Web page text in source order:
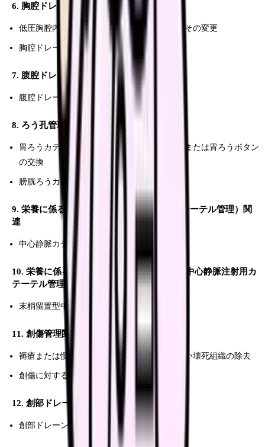
6. 胸腔ドレーン管理関連
低圧胸腔内持続吸引器の吸引圧の設定およびその変更
胸腔ドレーンの抜去
7. 腹腔ドレーン管理関連
腹腔ドレーンの抜去
8. ろう孔管理関連
胃ろうカテーテルもしくは腸ろうカテーテルまたは胃ろうボタン
の交換
膀胱ろうカテーテルの交換
9. 栄養に係るカテーテル管理（中心静脈カテーテル管理）関
連
中心静脈カテーテルの抜去
10. 栄養に係るカテーテル管理（末梢留置型中心静脈注射用カ
テーテル管理）関連
末梢留置型中心静脈注射用カテーテルの挿入
11. 創傷管理関連
褥瘡または慢性創傷の治療における血流のない壊死組織の除去
創傷に対する陰圧閉鎖療法
12. 創部ドレーン管理関連
創部ドレーンの抜去